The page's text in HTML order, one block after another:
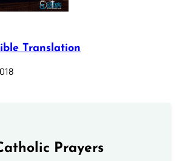
Translation
Prayers